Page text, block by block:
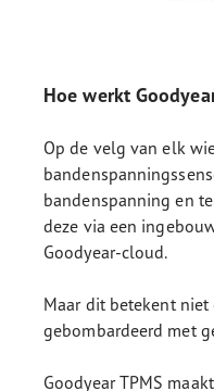
Hoe werkt
Op de velg van elk
bandenspanning en
deze via een
Goodyear-cloud.
Maar dit betekent
gebombardeerd met
Goodyear TPMS